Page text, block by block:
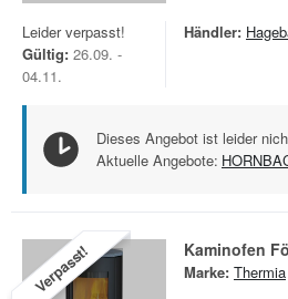
Leider verpasst!
Gültig: 26.09. -
04.11.
Händler:
Dieses Angebot ist leider
Aktuelle Angebote:
Verpasst! Kaminofen
Marke: Thermia